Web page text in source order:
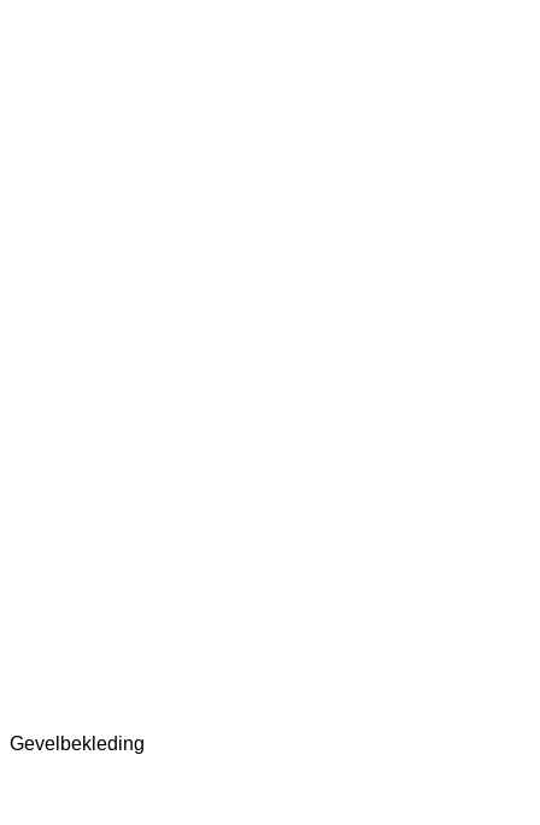
Gevelbekleding